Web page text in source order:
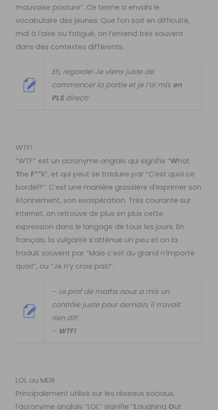
mauvaise posture”. Ce terme a envahi le
vocabulaire des jeunes. Que l’on soit en difficulté,
mal à l’aise ou fatigué, on l’entend très souvent
dans des contextes différents.
Eh, regarde! Je viens juste de
commencer la partie et je l’ai mis en
PLSdirect!
WTF!
“WTF” est un acronyme anglais qui signifie “What
The F**k”, et qui peut se traduire par “C’est quoi ce
bordel?”. C’est une manière grossière d’exprimer son
étonnement, son exaspération. Très courante sur
internet, on retrouve de plus en plus cette
expression dans le langage de tous les jours. En
français, la vulgarité s’atténue un peu et on la
traduit souvent par “Mais c’est du grand n’importe
quoi!”, ou “Je n’y crois pas!”.
– Le prof de maths nous a mis un
contrôle juste pour demain, il n’avait
rien dit!
– WTF!
LOL ou MDR
Principalement utilisé sur les réseaux sociaux,
l’acronyme anglais “LOL” signifie “Laughing Out